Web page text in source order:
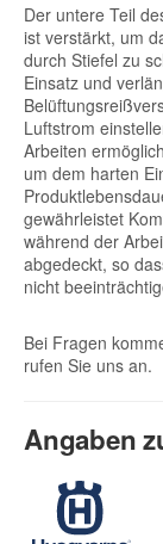
Der untere Teil
ist verstärkt, um
durch Stiefel zu
Einsatz und
Luftstrom
Arbeiten
um dem harten
gewährleistet
während der
abgedeckt, so
nicht
Bei Fragen
rufen Sie uns an.
Angaben